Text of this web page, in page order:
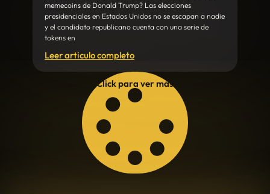
memecoins de Donald Trump? Las elecciones
presidenciales en Estados Unidos no se escapan a nadie
y el candidato republicano cuenta con una serie de
tokens en
Leer articulo completo
Click para ver más